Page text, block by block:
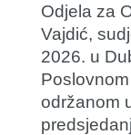
Odjela za
Vajdić,
2026. u
održanom